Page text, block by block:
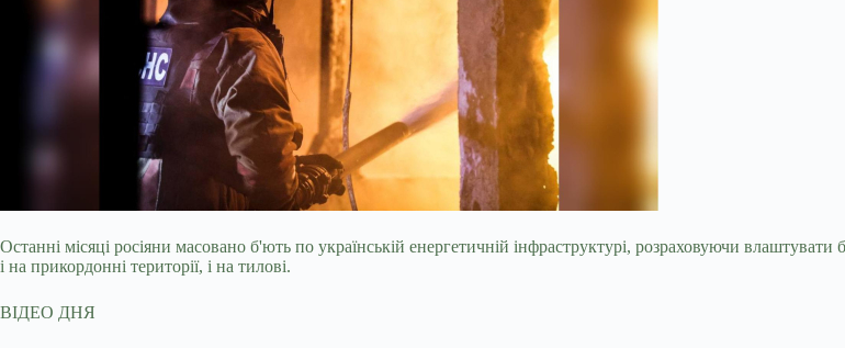
Останні місяці росіяни масовано б'ють по українській енергетичній інфраструктурі, розраховуючи
і на прикордонні території, і на тилові.
ВІДЕО ДНЯ